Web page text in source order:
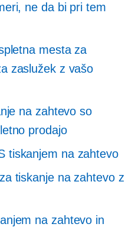
ne da bi pri tem
mesta za
zaslužek z vašo
na zahtevo so
prodajo
tiskanjem na zahtevo
tiskanje na zahtevo z
na zahtevo in